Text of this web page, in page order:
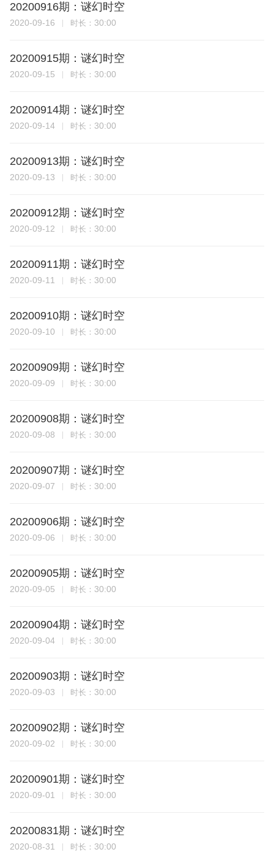
20200916期：谜幻时空
2020-09-16 时长： 30:00
20200915期：谜幻时空
2020-09-15 时长： 30:00
20200914期：谜幻时空
2020-09-14 时长： 30:00
20200913期：谜幻时空
2020-09-13 时长： 30:00
20200912期：谜幻时空
2020-09-12 时长： 30:00
20200911期：谜幻时空
2020-09-11 时长： 30:00
20200910期：谜幻时空
2020-09-10 时长： 30:00
20200909期：谜幻时空
2020-09-09 时长： 30:00
20200908期：谜幻时空
2020-09-08 时长： 30:00
20200907期：谜幻时空
2020-09-07 时长： 30:00
20200906期：谜幻时空
2020-09-06 时长： 30:00
20200905期：谜幻时空
2020-09-05 时长： 30:00
20200904期：谜幻时空
2020-09-04 时长： 30:00
20200903期：谜幻时空
2020-09-03 时长： 30:00
20200902期：谜幻时空
2020-09-02 时长： 30:00
20200901期：谜幻时空
2020-09-01 时长： 30:00
20200831期：谜幻时空
2020-08-31 时长： 30:00